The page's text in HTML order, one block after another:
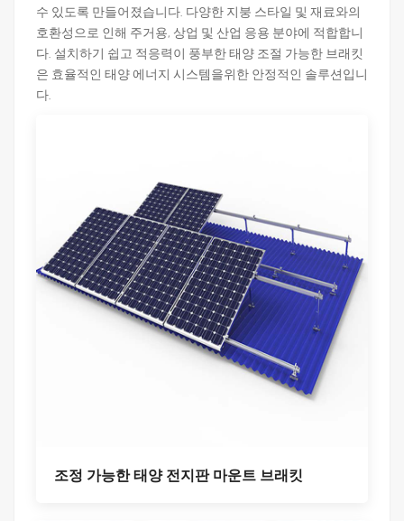
수 있도록 만들어졌습니다. 다양한 지붕 스타일 및 재료와의
호환성으로 인해 주거용, 상업 및 산업 응용 분야에 적합합니
다. 설치하기 쉽고 적응력이 풍부한 태양 조절 가능한 브래킷
은 효율적인 태양 에너지 시스템을위한 안정적인 솔루션입니
다.
조정 가능한 태양 전지판 마운트 브래킷